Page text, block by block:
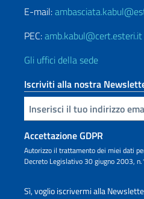
E-mail:
PEC:amb.kabul@cert.esteri.it
Gli uffici della sede
Iscriviti alla nostra
Inserisci la tua email
Accettazione GDPR
Autorizzo il trattamento dei miei dati
Decreto Legislativo 30 giugno 2003,
Sì, voglio iscrivermi alla